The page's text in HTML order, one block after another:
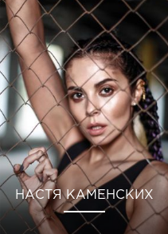
НАСТЯ КАМЕНСКИХ